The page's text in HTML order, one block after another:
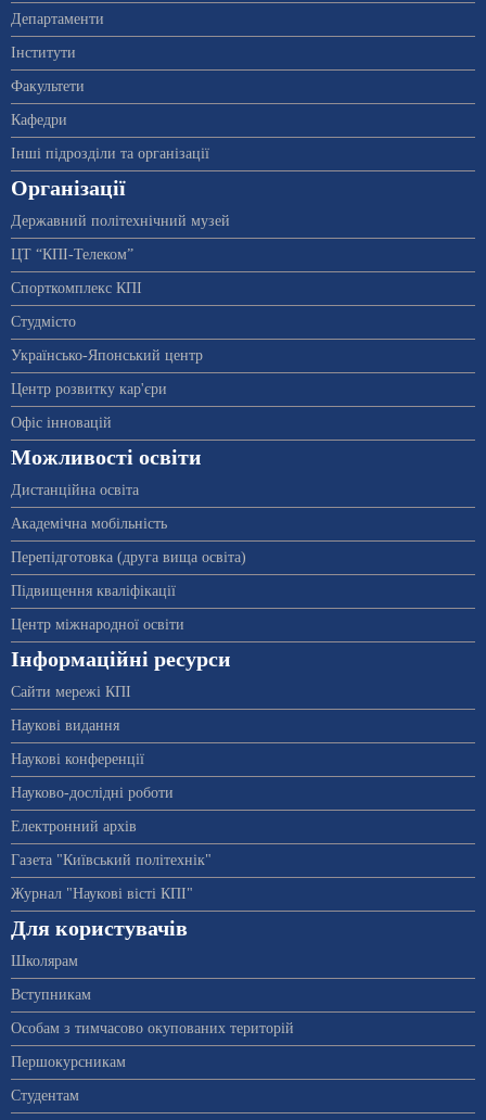
Департаменти
Інститути
Факультети
Кафедри
Інші підрозділи та організації
Організації
Державний політехнічний музей
ЦТ “КПІ-Телеком”
Спорткомплекс КПІ
Студмісто
Українсько-Японський центр
Центр розвитку кар'єри
Офіс інновацій
Можливості освіти
Дистанційна освіта
Академічна мобільність
Перепідготовка (друга вища освіта)
Підвищення кваліфікації
Центр міжнародної освіти
Інформаційні ресурси
Сайти мережі КПІ
Наукові видання
Наукові конференції
Науково-дослідні роботи
Електронний архів
Газета "Київський політехнік"
Журнал "Наукові вісті КПІ"
Для користувачів
Школярам
Вступникам
Особам з тимчасово окупованих територій
Першокурсникам
Студентам